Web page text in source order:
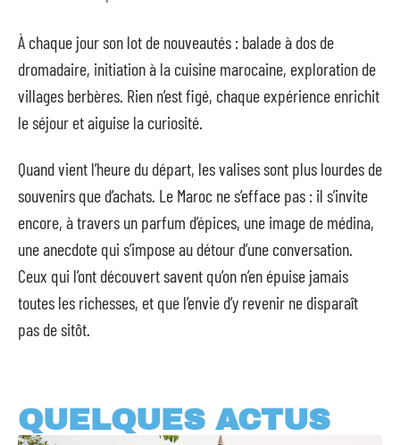
À chaque jour son lot de nouveautés : balade à dos de
dromadaire, initiation à la cuisine marocaine, exploration de
villages berbères. Rien n’est figé, chaque expérience enrichit
le séjour et aiguise la curiosité.
Quand vient l’heure du départ, les valises sont plus lourdes de
souvenirs que d’achats. Le Maroc ne s’efface pas : il s’invite
encore, à travers un parfum d’épices, une image de médina,
une anecdote qui s’impose au détour d’une conversation.
Ceux qui l’ont découvert savent qu’on n’en épuise jamais
toutes les richesses, et que l’envie d’y revenir ne disparaît
pas de sitôt.
QUELQUES ACTUS